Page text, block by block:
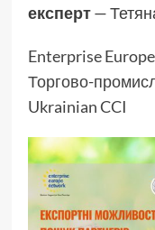
експерт—
Enterprise
Торгово-
Ukrainian CCI